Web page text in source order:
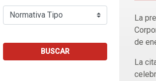
BUSCAR
La
de
La